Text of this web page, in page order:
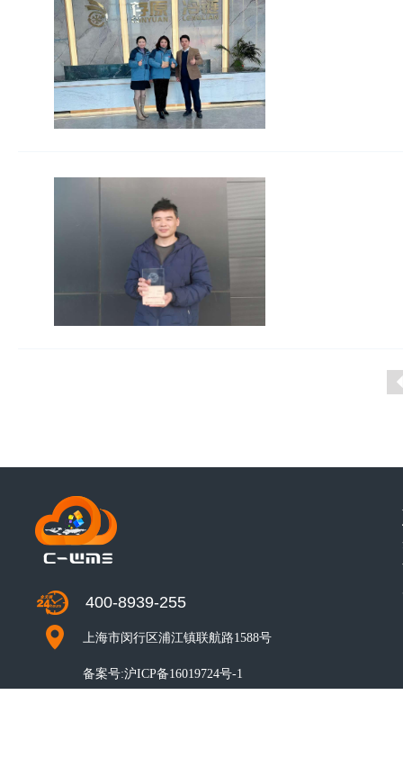
400-8939-255
上海市闵行区浦江镇联航路1588号
备案号:沪ICP备16019724号-1